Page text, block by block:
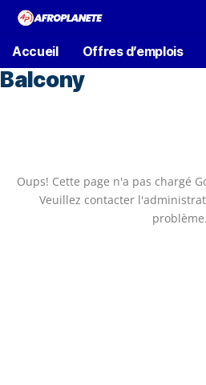
Accueil Offres d’emplois
Balcony
Oups! Cette page n'a pas chargé
Veuillez contacter
problème.